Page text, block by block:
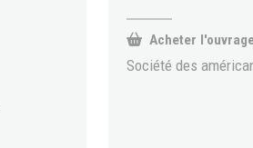
Acheter
Société des